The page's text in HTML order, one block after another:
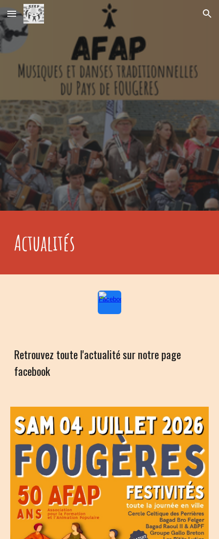
Skip to main content Skip to navigation
Actualités
Retrouvez toute l'actualité sur notre page
facebook